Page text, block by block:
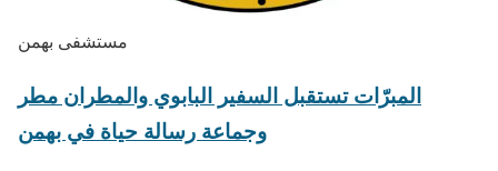
مستشفى بهمن
المبرّات تستقبل السفير البابوي والمطران مطر
وجماعة رسالة حياة في بهمن